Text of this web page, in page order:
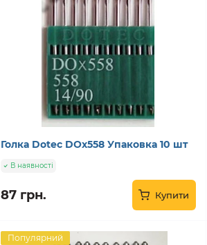
Голка Dotec DOx558 Упаковка 10 шт
В наявності
87 грн. Купити
Популярний